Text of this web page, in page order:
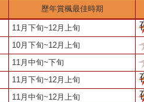
歷年賞楓最佳時期
11月下旬~12月上旬
10月下旬~12月上旬
11月中旬~下旬
11月下旬~12月上旬
11月中旬~12月上旬